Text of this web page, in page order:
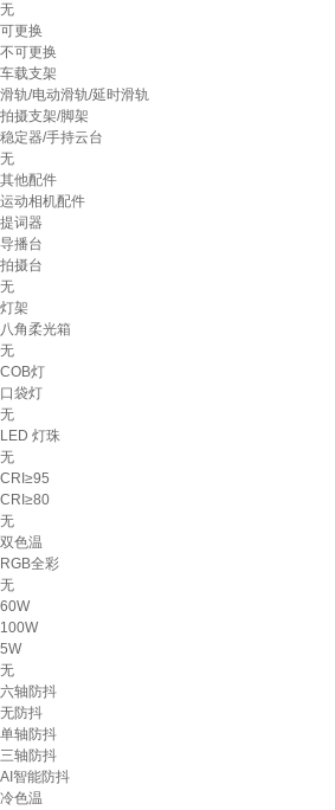
无
可更换
不可更换
车载支架
滑轨/电动滑轨/延时滑轨
拍摄支架/脚架
稳定器/手持云台
无
其他配件
运动相机配件
提词器
导播台
拍摄台
无
灯架
八角柔光箱
无
COB灯
口袋灯
无
LED 灯珠
无
CRI≥95
CRI≥80
无
双色温
RGB全彩
无
60W
100W
5W
无
六轴防抖
无防抖
单轴防抖
三轴防抖
AI智能防抖
冷色温